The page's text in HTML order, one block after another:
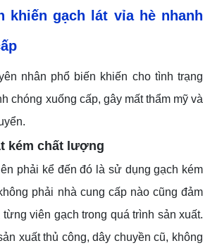
khiến gạch lát vỉa hè nhanh
nhân phổ biến khiến cho tình trạng
chóng xuống cấp, gây mất thẩm mỹ và
kém chất lượng
phải kể đến đó là sử dụng gạch kém
phải nhà cung cấp nào cũng đảm
viên gạch trong quá trình sản xuất.
xuất thủ công, dây chuyền cũ, không